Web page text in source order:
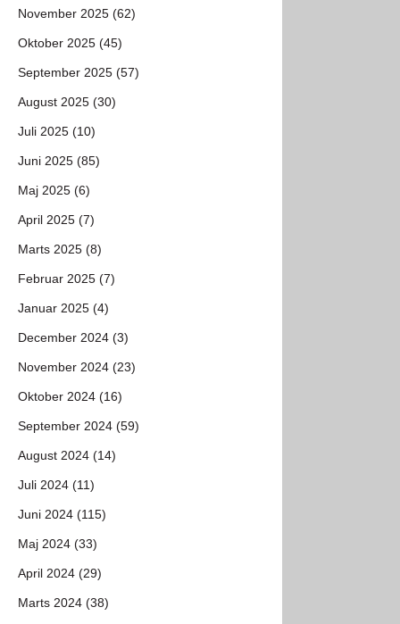
November 2025 (62)
Oktober 2025 (45)
September 2025 (57)
August 2025 (30)
Juli 2025 (10)
Juni 2025 (85)
Maj 2025 (6)
April 2025 (7)
Marts 2025 (8)
Februar 2025 (7)
Januar 2025 (4)
December 2024 (3)
November 2024 (23)
Oktober 2024 (16)
September 2024 (59)
August 2024 (14)
Juli 2024 (11)
Juni 2024 (115)
Maj 2024 (33)
April 2024 (29)
Marts 2024 (38)